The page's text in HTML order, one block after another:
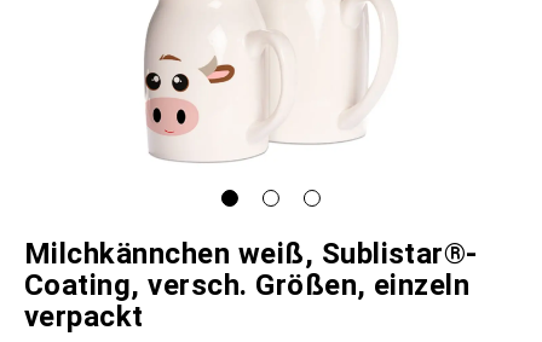
Milchkännchen weiß, Sublistar®-
Coating, versch. Größen, einzeln
verpackt